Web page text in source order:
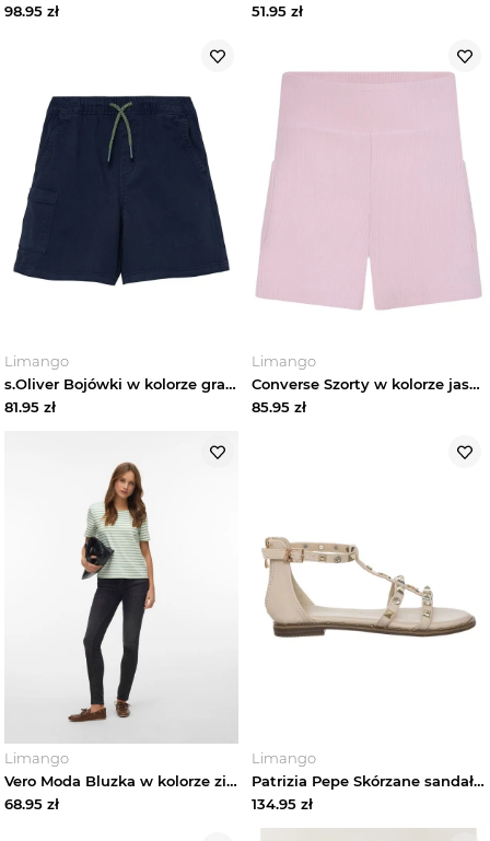
98.95 zł
51.95 zł
Limango
s.Oliver Bojówki w kolorze granatowym rozmiar: 116
81.95 zł
Limango
Converse Szorty w kolorze jasnoróżowym rozmiar: 158-170
85.95 zł
Limango
Vero Moda Bluzka w kolorze zielono-białym rozmiar: L
68.95 zł
Limango
Patrizia Pepe Skórzane sandały w kolorze kremowym rozmiar: 39
134.95 zł